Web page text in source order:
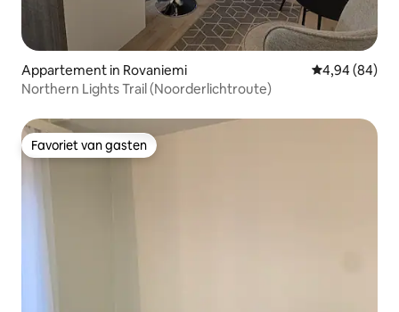
Appartement in Rovaniemi Gemiddelde
4,94 (84)
Northern Lights Trail (Noorderlichtroute)
Favoriet van gasten
Favoriet van gasten